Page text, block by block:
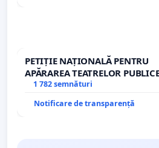
PETIȚIE NAȚIONALĂ PENTRU
APĂRAREA TEATRELOR
REPERTORIU DIN ROMÂNIA
1 782 semnături
Notificare de transparență